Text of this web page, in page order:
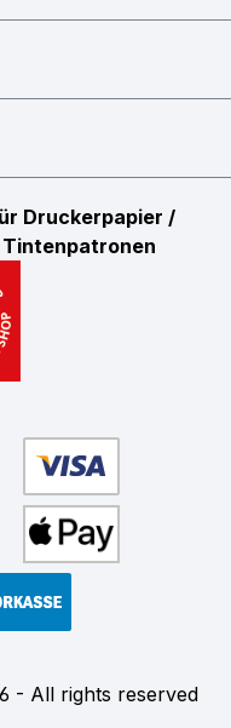
Druckerpapier /
Tintenpatronen
- All rights reserved